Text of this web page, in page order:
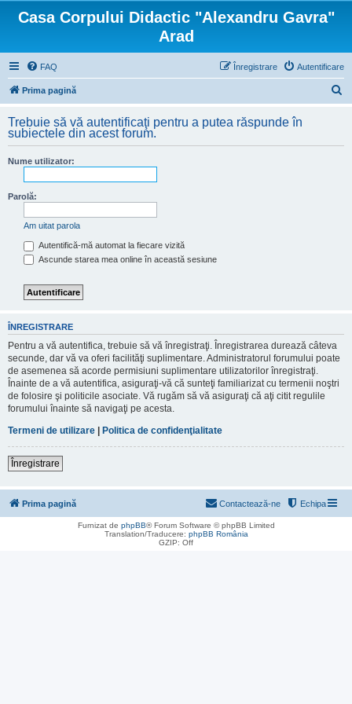
Casa Corpului Didactic "Alexandru Gavra"
Arad
FAQ Autentificare
Înregistrare
Prima pagină
t
Trebuie să vă autentificaţi pentru a putea răspunde în
subiectele din acest forum.
Nume utilizator:
Parolă:
Am uitat parola
Autentifică-mă automat la fiecare vizită
Ascunde starea mea online în această sesiune
ÎNREGISTRARE
Pentru a vă autentifica, trebuie să vă înregistraţi. Înregistrarea durează câteva
secunde, dar vă va oferi facilităţi suplimentare. Administratorul forumului poate
de asemenea să acorde permisiuni suplimentare utilizatorilor înregistraţi.
Înainte de a vă autentifica, asiguraţi-vă că sunteţi familiarizat cu termenii noştri
de folosire şi politicile asociate. Vă rugăm să vă asiguraţi că aţi citit regulile
forumului înainte să navigaţi pe acesta.
Termeni de utilizare | Politica de confidenţialitate
Înregistrare
Prima pagină Echipa
Contactează-ne
Furnizat de phpBB® Forum Software © phpBB Limited
Translation/Traducere: phpBB România
GZIP: Off